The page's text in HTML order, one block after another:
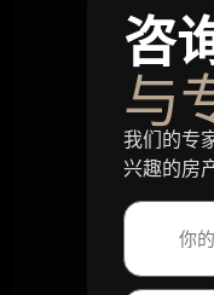
咨
与
我们的专
兴趣的房